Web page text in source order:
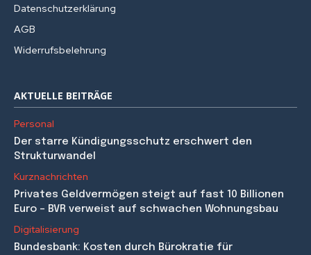
Datenschutzerklärung
AGB
Widerrufsbelehrung
AKTUELLE BEITRÄGE
Personal
Der starre Kündigungsschutz erschwert den
Strukturwandel
Kurznachrichten
Privates Geldvermögen steigt auf fast 10 Billionen
Euro – BVR verweist auf schwachen Wohnungsbau
Digitalisierung
Bundesbank: Kosten durch Bürokratie für